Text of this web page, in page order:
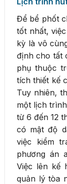
Để bể phốt
tốt nhất,
kỳ là vô
định cho tất
phụ thuộc
tích thiết kế
Tuy nhiên,
một lịch
từ 6 đến 12
có mật độ
việc kiểm
phương án
Việc lên kế
quản lý tòa